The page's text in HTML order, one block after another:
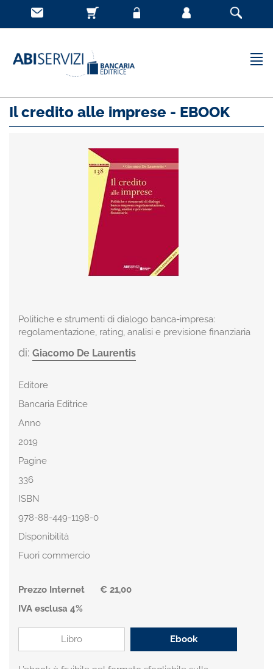
Il credito alle imprese - EBOOK
Politiche e strumenti di dialogo banca-impresa:
regolamentazione, rating, analisi e previsione finanziaria
di: Giacomo De Laurentis
Editore
Bancaria Editrice
Anno
2019
Pagine
336
ISBN
978-88-449-1198-0
Disponibilità
Fuori commercio
Prezzo Internet
€ 21,00
IVA esclusa 4%
Libro Ebook